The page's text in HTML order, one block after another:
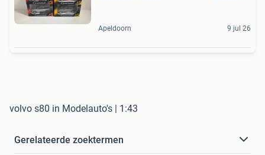
Apeldoorn 9 jul 26
volvo s80 in Modelauto's | 1:43
Gerelateerde zoektermen